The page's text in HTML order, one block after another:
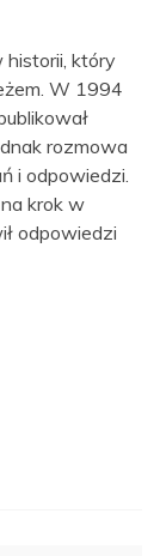
który
W 1994
rozmowa
i odpowiedzi.
krok w
odpowiedzi